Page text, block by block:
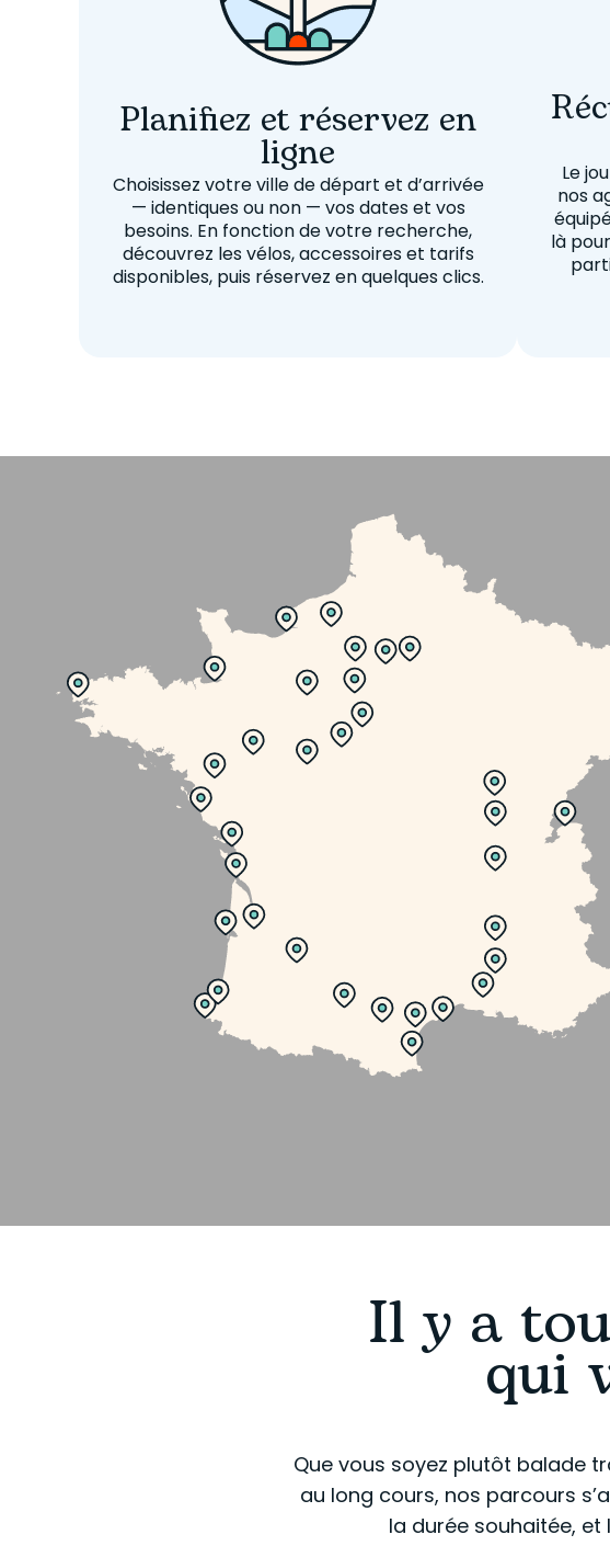
Planifiez et réservez en
ligne
Choisissez votre ville de départ et d’arrivée
— identiques ou non — vos dates et vos
besoins. En fonction de votre recherche,
découvrez les vélos, accessoires et tarifs
disponibles, puis réservez en quelques clics.
Le
nos
là
Il y a
qui
Que vous soyez plutôt balade
au long cours, nos parcours
la durée souhaitée,